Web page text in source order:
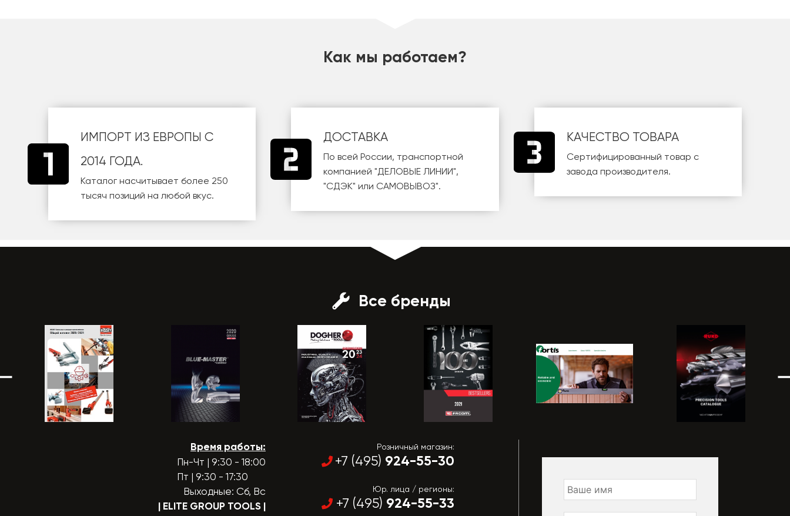
Как мы работаем?
ИМПОРТ ИЗ ЕВРОПЫ С
2014 ГОДА.
Каталог насчитывает более 250
тысяч позиций на любой вкус.
ДОСТАВКА
По всей России, транспортной
компанией"ДЕЛОВЫЕ ЛИНИИ",
"СДЭК" или САМОВЫВОЗ".
КАЧЕСТВО ТОВАРА
Сертифицированный товар с
завода производителя.
Все бренды
Время работы:
Пн-Чт | 9:30 - 18:00
Пт | 9:30 - 17:30
Выходные: Сб, Вс
| ELITE GROUP TOOLS |
Розничный магазин:
+7 (495) 924-55-30
Юр. лица / регионы:
+7 (495) 924-55-33